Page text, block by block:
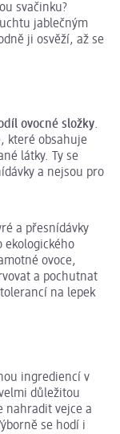
svačinku?
jablečným
ji osvěží, až se
ovocné složky.
které obsahuje
látky. Ty se
a nejsou pro
a přesnídávky
ekologického
ovoce,
a pochutnat
na lepek
ingrediencí v
důležitou
nahradit vejce a
se hodí i